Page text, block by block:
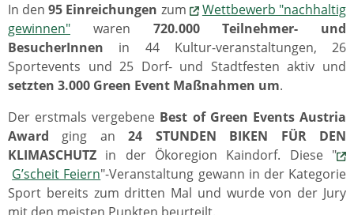
In den95 Einreichungen zum
Wettbewerb "nachhaltig
gewinnen" waren 720.000 Teilnehmer- und
BesucherInnen in 44 Kultur-veranstaltungen, 26
Sportevents und 25 Dorf- und Stadtfesten aktiv und
setzten 3.000 Green Event Maßnahmen um.
Der erstmals vergebene Best of Green Events Austria
Award ging an24 STUNDEN BIKEN FÜR DEN
KLIMASCHUTZ in der Ökoregion Kaindorf. Diese "
G’scheit Feiern"-Veranstaltung gewann in der Kategorie
Sport bereits zum dritten Mal und wurde von der Jury